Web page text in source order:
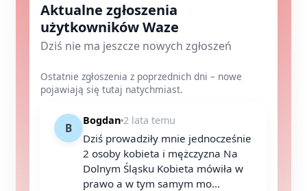
Aktualne zgłoszenia
użytkowników Waze
Dziś nie ma jeszcze nowych zgłoszeń
Ostatnie zgłoszenia z poprzednich dni – nowe
pojawiają się tutaj natychmiast.
B
Bogdan 2 lata temu
Dziś prowadziły mnie jednocześnie
2 osoby kobieta i mężczyzna Na
Dolnym Śląsku Kobieta mówiła w
prawo a w tym samym mo...